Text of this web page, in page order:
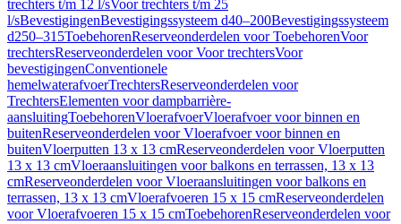
trechters t/m 12 l/sVoor trechters t/m 25
l/sBevestigingenBevestigingssysteem d40–200Bevestigingssysteem
d250–315ToebehorenReserveonderdelen voor ToebehorenVoor
trechtersReserveonderdelen voor Voor trechtersVoor
bevestigingenConventionele
hemelwaterafvoerTrechtersReserveonderdelen voor
TrechtersElementen voor dampbarrière-
aansluitingToebehorenVloerafvoerVloerafvoer voor binnen en
buitenReserveonderdelen voor Vloerafvoer voor binnen en
buitenVloerputten 13 x 13 cmReserveonderdelen voor Vloerputten
13 x 13 cmVloeraansluitingen voor balkons en terrassen, 13 x 13
cmReserveonderdelen voor Vloeraansluitingen voor balkons en
terrassen, 13 x 13 cmVloerafvoeren 15 x 15 cmReserveonderdelen
voor Vloerafvoeren 15 x 15 cmToebehorenReserveonderdelen voor